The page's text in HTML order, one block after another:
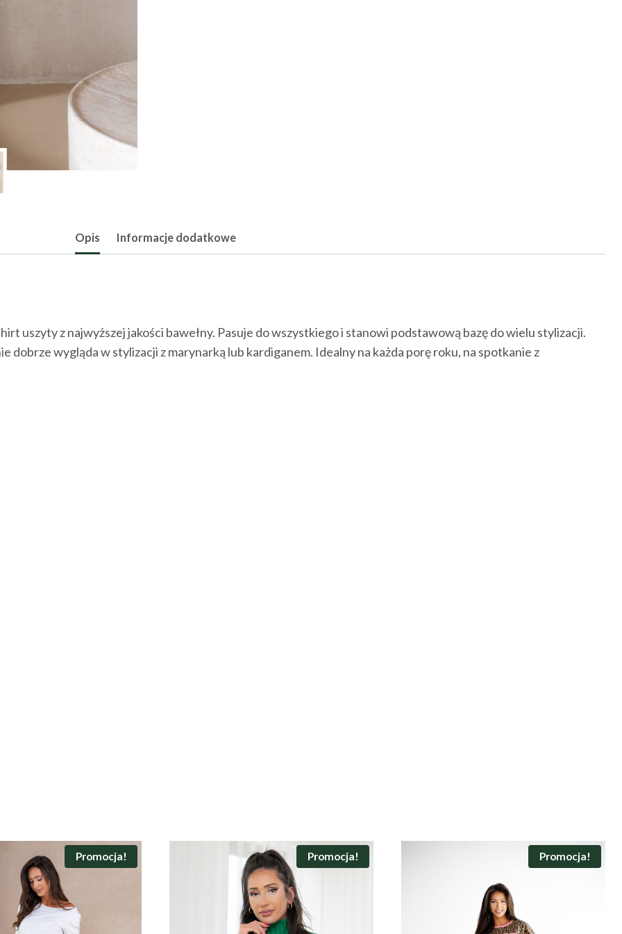
Opis Informacje dodatkowe
uszyty z najwyższej jakości bawełny. Pasuje do wszystkiego i stanowi podstawową bazę do wielu stylizacji.
dobrze wygląda w stylizacji z marynarką lub kardiganem. Idealny na każda porę roku, na spotkanie z
Promocja! Promocja! Promocja!